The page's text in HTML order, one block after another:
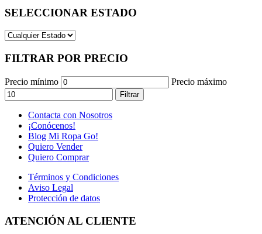
SELECCIONAR ESTADO
FILTRAR POR PRECIO
Precio mínimo Precio máximo
Filtrar
Contacta con Nosotros
¡Conócenos!
Blog Mi Ropa Go!
Quiero Vender
Quiero Comprar
Términos y Condiciones
Aviso Legal
Protección de datos
ATENCIÓN AL CLIENTE